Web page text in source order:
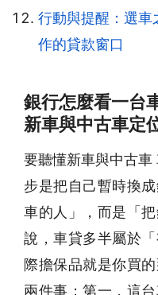
行動與提醒：選車
作的貸款窗口
銀行怎麼看一台
新車與中古車定
要聽懂新車與中古車
步是把自己暫時換
車的人」，而是「
說，車貸多半屬於
際擔保品就是你買
兩件事：第一，這